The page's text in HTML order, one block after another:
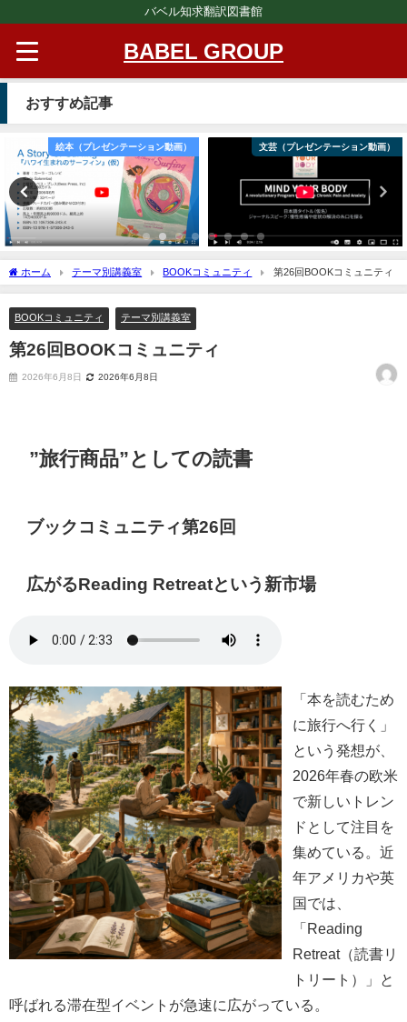
バベル知求翻訳図書館
BABEL GROUP
おすすめ記事
絵本（プレゼンテーション動画） 文芸（プレゼンテーション動画）
ホーム テーマ別講義室 BOOKコミュニティ 第26回BOOKコミュニティ
BOOKコミュニティ テーマ別講義室
第26回BOOKコミュニティ
2026年6月8日 2026年6月8日
”旅行商品”としての読書
ブックコミュニティ第26回
広がるReading Retreatという新市場
「本を読むため
に旅行へ行く」
という発想が、
2026年春の欧米
で新しいトレン
ドとして注目を
集めている。近
年アメリカや英
国では、
「Reading
Retreat（読書リ
トリート）」と
呼ばれる滞在型イベントが急速に広がっている。